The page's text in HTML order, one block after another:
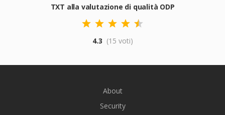
TXT alla valutazione di qualità ODP
4.3 (15 voti)
About
Security